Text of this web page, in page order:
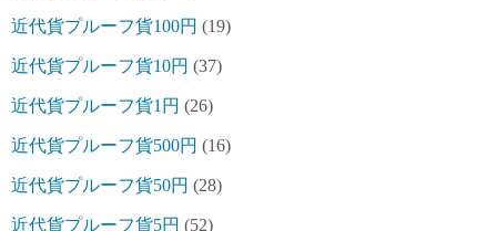
近代貨プルーフ貨100円 (19)
近代貨プルーフ貨10円 (37)
近代貨プルーフ貨1円 (26)
近代貨プルーフ貨500円 (16)
近代貨プルーフ貨50円 (28)
近代貨プルーフ貨5円 (52)